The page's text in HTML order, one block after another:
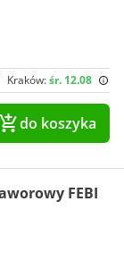
Kraków:śr. 12.08
do koszyka
FEBI